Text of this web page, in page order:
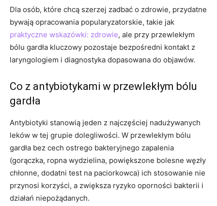
Dla osób, które chcą szerzej zadbać o zdrowie, przydatne
bywają opracowania popularyzatorskie, takie jak
praktyczne wskazówki: zdrowie, ale przy przewlekłym
bólu gardła kluczowy pozostaje bezpośredni kontakt z
laryngologiem i diagnostyka dopasowana do objawów.
Co z antybiotykami w przewlekłym bólu
gardła
Antybiotyki stanowią jeden z najczęściej nadużywanych
leków w tej grupie dolegliwości. W przewlekłym bólu
gardła bez cech ostrego bakteryjnego zapalenia
(gorączka, ropna wydzielina, powiększone bolesne węzły
chłonne, dodatni test na paciorkowca) ich stosowanie nie
przynosi korzyści, a zwiększa ryzyko oporności bakterii i
działań niepożądanych.